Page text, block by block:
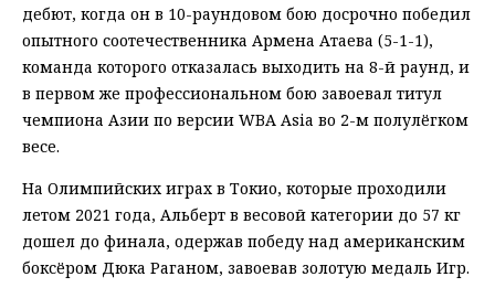
дебют, когда он в 10-раундовом бою досрочно победил
опытного соотечественника Армена Атаева (5-1-1),
команда которого отказалась выходить на 8-й раунд, и
в первом же профессиональном бою завоевал титул
чемпиона Азии по версии WBA Asia во 2-м полулёгком
весе.
На Олимпийских играх в Токио, которые проходили
летом 2021 года, Альберт в весовой категории до 57 кг
дошел до финала, одержав победу над американским
боксёром Дюка Раганом, завоевав золотую медаль Игр.